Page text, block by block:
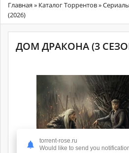
Главная » Каталог Торрентов»Сериалы
(2026)
ДОМ ДРАКОНА (3
torrent-rose.ru
Would like to send you